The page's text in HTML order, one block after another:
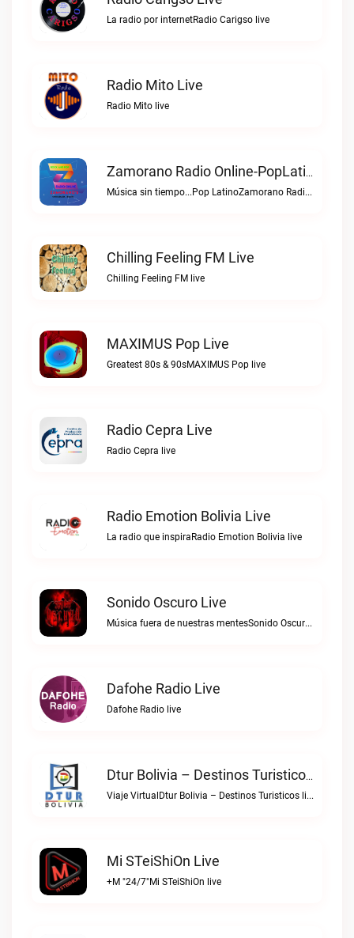
La radio por internetRadio Carigso live
Radio Mito Live
Radio Mito live
Zamorano Radio Online-PopLatino Live
Música sin tiempo...Pop LatinoZamorano Radio Online-PopLatino live
Chilling Feeling FM Live
Chilling Feeling FM live
MAXIMUS Pop Live
Greatest 80s & 90sMAXIMUS Pop live
Radio Cepra Live
Radio Cepra live
Radio Emotion Bolivia Live
La radio que inspiraRadio Emotion Bolivia live
Sonido Oscuro Live
Música fuera de nuestras mentesSonido Oscuro live
Dafohe Radio Live
Dafohe Radio live
Dtur Bolivia – Destinos Turisticos Live
Viaje VirtualDtur Bolivia – Destinos Turisticos live
Mi STeiShiOn Live
+M "24/7"Mi STeiShiOn live